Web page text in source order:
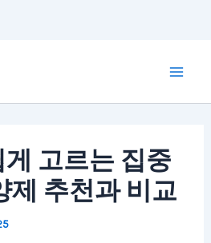
고르는 집중
제 추천과 비교